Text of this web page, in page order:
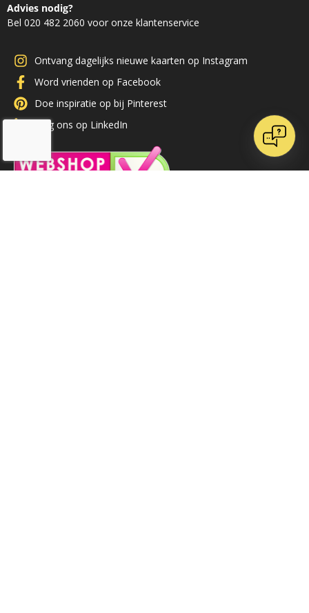
Advies nodig?
Bel 020 482 2060 voor onze klantenservice
Ontvang dagelijks nieuwe kaarten op Instagram
Word vrienden op Facebook
Doe inspiratie op bij Pinterest
Volg ons op LinkedIn